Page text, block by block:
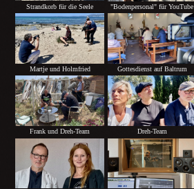
Strandkorb für die Seele "Bodenpersonal" für YouTube
Martje und Holmfried Gottesdienst auf Baltrum
Frank und Dreh-Team Dreh-Team